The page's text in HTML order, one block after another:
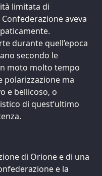
limitata di
aveva
durante quell’epoca
secondo le
moto molto tempo
polarizzazione ma
e bellicoso, o
di quest’ultimo
di Orione e di una
e la